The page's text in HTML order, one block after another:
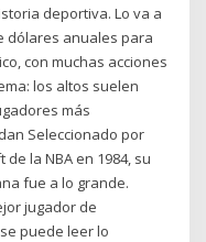
deportiva. Lo va a
dólares anuales para
con muchas acciones
los altos suelen
más
Seleccionado por
la NBA en 1984, su
fue a lo grande.
jugador de
puede leer lo